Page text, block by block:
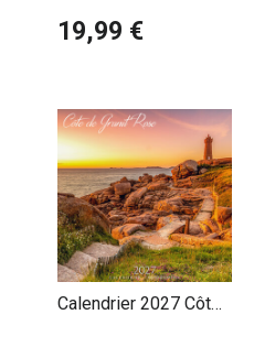
France
19,99 €
Calendrier 2027 Côte